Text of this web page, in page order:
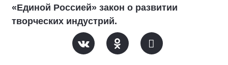
«Единой Россией» закон о развитии
творческих индустрий.